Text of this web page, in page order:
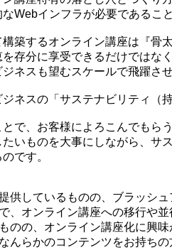
Webインフラが必要であるこ
築するオンライン講座は『骨
存分に享受できるだけではな
ネスも望むスケールで飛躍さ
ネスの「サステナビリティ（
で、お客様によろこんでもら
いものを大事にしながら、サ
です。
供しているものの、ブラッシ
オンライン講座への移行や並
の、オンライン講座化に興味
んらかのコンテンツをお持ちの